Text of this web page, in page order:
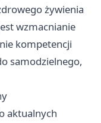
żywienia
wzmacnianie
kompetencji
samodzielnego,
aktualnych